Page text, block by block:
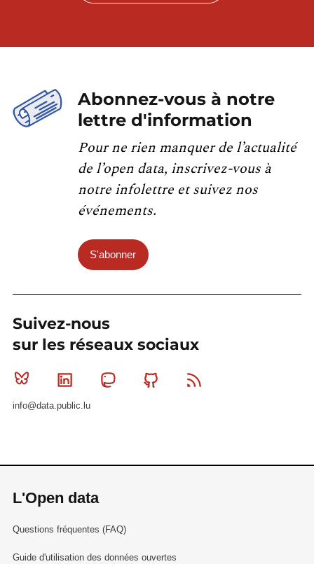
Abonnez-vous à notre
lettre d'information
Pour ne rien manquer de l’actualité
de l’open data, inscrivez-vous à
notre infolettre et suivez nos
événements.
S'abonner
Suivez-nous
sur les réseaux sociaux
Bluesky Linkedin MastodonGithub
info@data.public.lu
L'Open data
Questions fréquentes (FAQ)
Guide d'utilisation des données ouvertes